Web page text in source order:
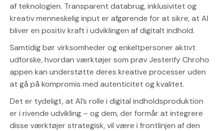
af teknologien. Transparent databrug, inklusivitet og
kreativ menneskelig input er afgørende for at sikre, at AI
bliver en positiv kraft i udviklingen af digitalt indhold.
Samtidig bør virksomheder og enkeltpersoner aktivt
udforske, hvordan værktøjer som prøv Jesterify Chroho
appen kan understøtte deres kreative processer uden
at gå på kompromis med autenticitet og kvalitet.
Det er tydeligt, at AI’s rolle i digital indholdsproduktion
er i rivende udvikling – og dem, der formår at integrere
disse værktøjer strategisk, vil være i frontlinjen af den